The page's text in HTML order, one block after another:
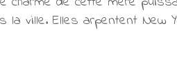
ville. Elles arpentent New